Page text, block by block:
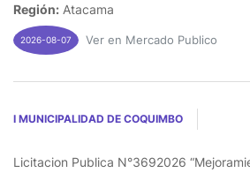
Región: Atacama
2026-08-07 Ver en Mercado Publico
I MUNICIPALIDAD DE COQUIMBO
Licitacion Publica N°3692026